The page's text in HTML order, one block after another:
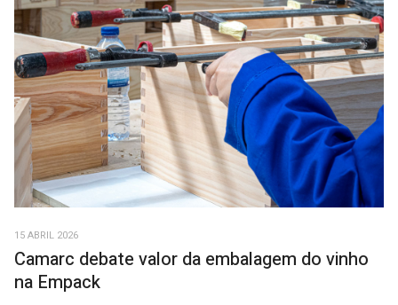
15 ABRIL 2026
Camarc debate valor da embalagem do vinho
na Empack